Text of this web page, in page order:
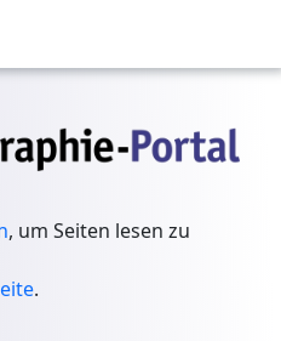
, um Seiten lesen zu
.